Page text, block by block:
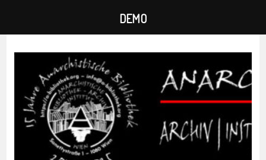
DEMO